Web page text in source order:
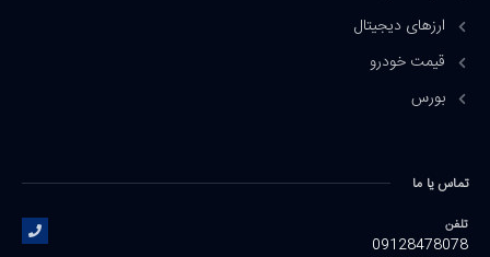
ارزهای دیجیتال
قیمت خودرو
بورس
تماس یا ما
تلفن
09128478078